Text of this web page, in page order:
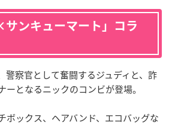
サンキューマート」コラ
警察官として奮闘するジュディと、詐
となるニックのコンビが登場。
ボックス、ヘアバンド、エコバッグな